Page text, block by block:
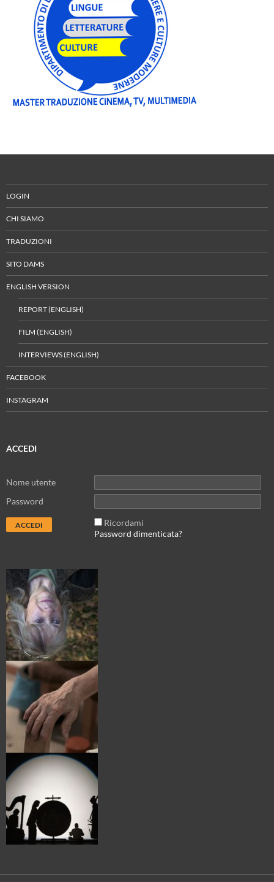
LOGIN
CHI SIAMO
TRADUZIONI
SITO DAMS
ENGLISH VERSION
REPORT (ENGLISH)
FILM (ENGLISH)
INTERVIEWS (ENGLISH)
FACEBOOK
INSTAGRAM
ACCEDI
Nome utente
Password
Ricordami
Password dimenticata?